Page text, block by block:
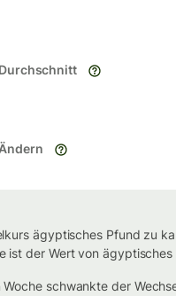
Durchschnitt
Ändern
ägyptisches Pfund zu
ist der Wert von
schwankte der